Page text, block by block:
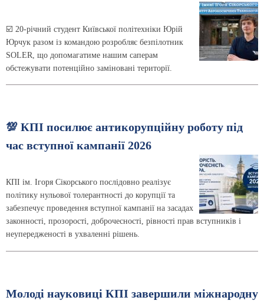
☑️ 20-річний студент Київської політехніки Юрій
Юрчук разом із командою розробляє безпілотник
SOLER, що допомагатиме нашим саперам
обстежувати потенційно заміновані території.
💯 КПІ посилює антикорупційну роботу під
час вступної кампанії 2026
КПІ ім. Ігоря Сікорського послідовно реалізує
політику нульової толерантності до корупції та
забезпечує проведення вступної кампанії на засадах
законності, прозорості, доброчесності, рівності прав вступників і
неупередженості в ухваленні рішень.
Молоді науковиці КПІ завершили міжнародну